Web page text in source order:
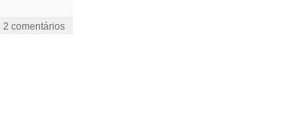
2 comentários